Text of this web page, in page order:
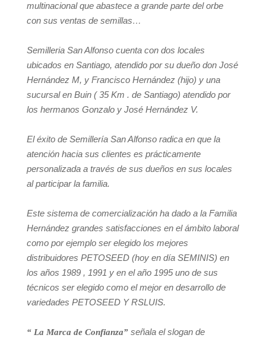
multinacional que abastece a grande parte del orbe
con sus ventas de semillas…
Semilleria San Alfonso cuenta con dos locales
ubicados en Santiago, atendido por su dueño don José
Hernández M, y Francisco Hernández (hijo) y una
sucursal en Buin ( 35 Km . de Santiago) atendido por
los hermanos Gonzalo y José Hernández V.
El éxito de Semillería San Alfonso radica en que la
atención hacia sus clientes es prácticamente
personalizada a través de sus dueños en sus locales
al participar la familia.
Este sistema de comercialización ha dado a la Familia
Hernández grandes satisfacciones en el ámbito laboral
como por ejemplo ser elegido los mejores
distribuidores PETOSEED (hoy en día SEMINIS) en
los años 1989 , 1991 y en el año 1995 uno de sus
técnicos ser elegido como el mejor en desarrollo de
variedades PETOSEED Y RSLUIS.
“ La Marca de Confianza” señala el slogan de